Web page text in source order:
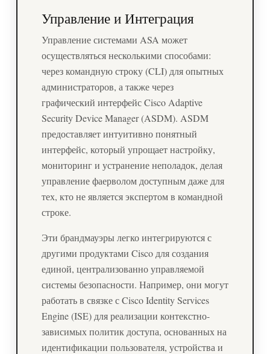
Управление и Интеграция
Управление системами ASA может
осуществляться несколькими способами:
через командную строку (CLI) для опытных
администраторов, а также через
графический интерфейс Cisco Adaptive
Security Device Manager (ASDM). ASDM
предоставляет интуитивно понятный
интерфейс, который упрощает настройку,
мониторинг и устранение неполадок, делая
управление фаерволом доступным даже для
тех, кто не является экспертом в командной
строке.
Эти брандмауэры легко интегрируются с
другими продуктами Cisco для создания
единой, централизованно управляемой
системы безопасности. Например, они могут
работать в связке с Cisco Identity Services
Engine (ISE) для реализации контекстно-
зависимых политик доступа, основанных на
идентификации пользователя, устройства и